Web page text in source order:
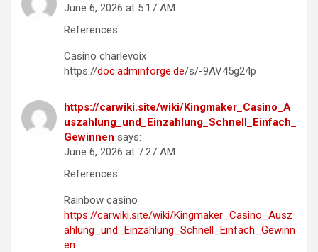
June 6, 2026 at 5:17 AM
References:
Casino charlevoix
https://doc.adminforge.de/s/-9AV45g24p
https://carwiki.site/wiki/Kingmaker_Casino_A
uszahlung_und_Einzahlung_Schnell_Einfach_
Gewinnen says:
June 6, 2026 at 7:27 AM
References:
Rainbow casino
https://carwiki.site/wiki/Kingmaker_Casino_Ausz
ahlung_und_Einzahlung_Schnell_Einfach_Gewinn
en